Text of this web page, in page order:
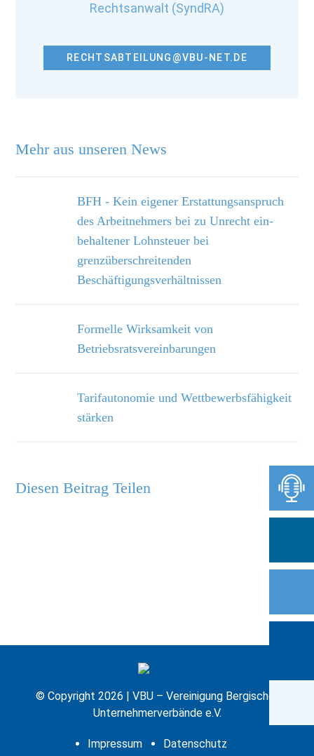
Mehr aus unseren News
BFH - Kein eigener Erstattungsanspruch
des Arbeitnehmers bei zu Unrecht ein­
behaltener Lohnsteuer bei
grenzüberschreitenden
Beschäftigungsverhältnissen
Formelle Wirksamkeit von
Betriebsratsvereinbarungen
Tarifautonomie und Wettbewerbsfähigkeit
stärken
Rechtsanwalt (SyndRA)
RECHTSABTEILUNG@VBU-NET.DE
Diesen Beitrag Teilen
© Copyright 2026 | VBU – Vereinigung Bergischer
Unternehmerverbände e.V.
Impressum Datenschutz